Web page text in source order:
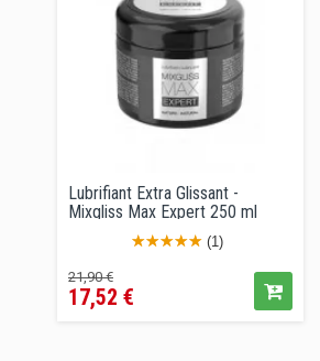
Lubrifiant Extra Glissant -
Mixgliss Max Expert 250 ml
(1)
Prix
de
21,90 €Prix
17,52 €